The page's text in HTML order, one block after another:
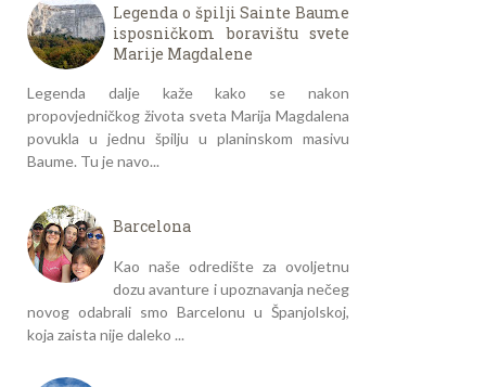
Legenda o špilji Sainte Baume
isposničkom boravištu svete
Marije Magdalene
Legenda dalje kaže kako se nakon
propovjedničkog života sveta Marija Magdalena
povukla u jednu špilju u planinskom masivu
Baume. Tu je navo...
Barcelona
Kao naše odredište za ovoljetnu
dozu avanture i upoznavanja nečeg
novog odabrali smo Barcelonu u Španjolskoj,
koja zaista nije daleko ...